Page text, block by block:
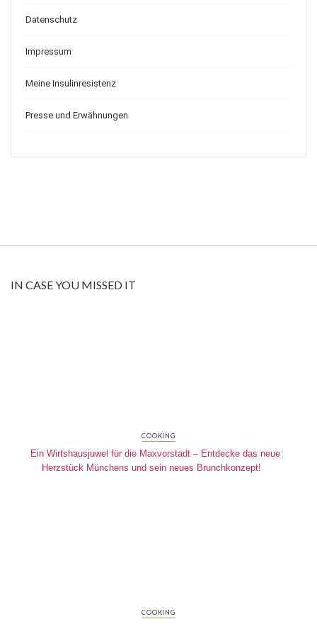
Datenschutz
Impressum
Meine Insulinresistenz
Presse und Erwähnungen
IN CASE YOU MISSED IT
COOKING
Ein Wirtshausjuwel für die Maxvorstadt – Entdecke das neue
Herzstück Münchens und sein neues Brunchkonzept!
COOKING